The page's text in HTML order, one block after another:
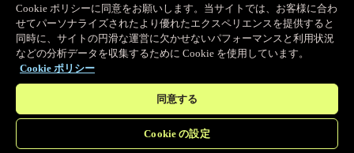
Object Storage
送信量ゼロで大容量ファイルにエッジで直接アクセス
プログラマブルキャッシュ
Cookie ポリシーに同意をお願いします。当サイトでは、お客様に合わ
せてパーソナライズされたより優れたエクスペリエンスを提供すると
同時に、サイトの円滑な運営に欠かせないパフォーマンスと利用状況
などの分析データを収集するために Cookie を使用しています。
Cookie ポリシー
同意する
Cookie の設定